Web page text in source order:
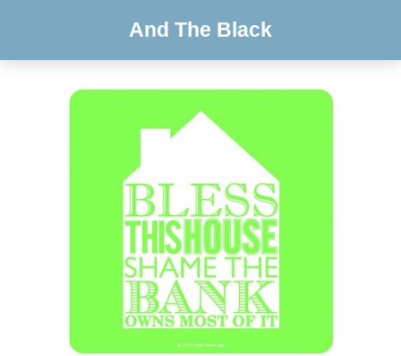
And The Black